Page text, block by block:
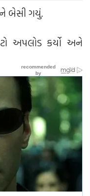
બેસી ગયું.
અપલોડ કર્યો અને